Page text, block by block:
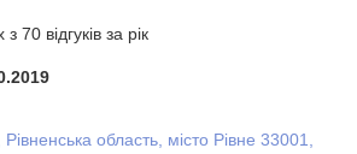
70 відгуків за рік
область, місто Рівне 33001,